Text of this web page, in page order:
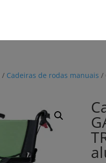
/ Cadeiras de rodas manuais /